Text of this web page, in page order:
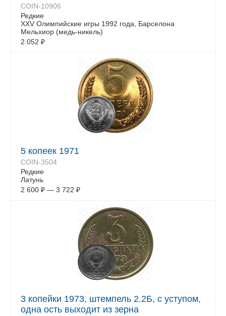
COIN-10906
Редкие
XXV Олимпийские игры 1992 года, Барселона
Мельхиор (медь-никель)
2 052 ₽
5 копеек 1971
COIN-3504
Редкие
Латунь
2 600 ₽ — 3 722 ₽
3 копейки 1973, штемпель 2.2Б, с уступом,
одна ость выходит из зерна